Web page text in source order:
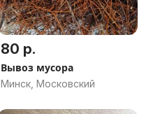
80 р.
Вывоз мусора
Минск, Московский